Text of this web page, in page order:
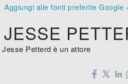
Aggiungi alle fonti preferite Google
JESSE
Jesse Petterd è un attore